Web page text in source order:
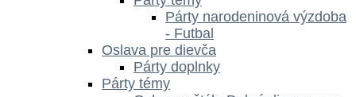
Párty narodeninová výzdoba
- Futbal
Oslava pre dievča
Párty doplnky
Párty témy